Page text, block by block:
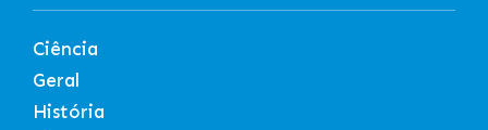
Ciência
Geral
História